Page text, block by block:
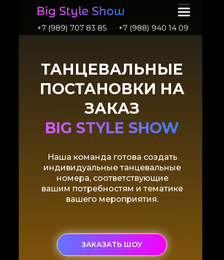
+7 (988) 940 14 09
+7 (989) 707 83 85
Наша команда готова создать
индивидуальные танцевальные
номера, соответствующие
вашим потребностям и тематике
вашего мероприятия.
ТАНЦЕВАЛЬНЫЕ
ПОСТАНОВКИ НА
ЗАКАЗ
BIG STYLE SHOW
ЗАКАЗАТЬ ШОУ